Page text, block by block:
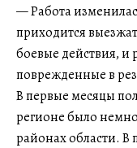
— Работа
приходится
боевые действия, и
поврежденные в
В первые месяцы
регионе было
районах области.